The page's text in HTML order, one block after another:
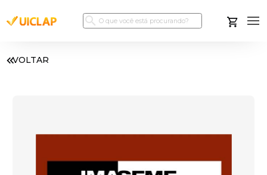
VOLTAR